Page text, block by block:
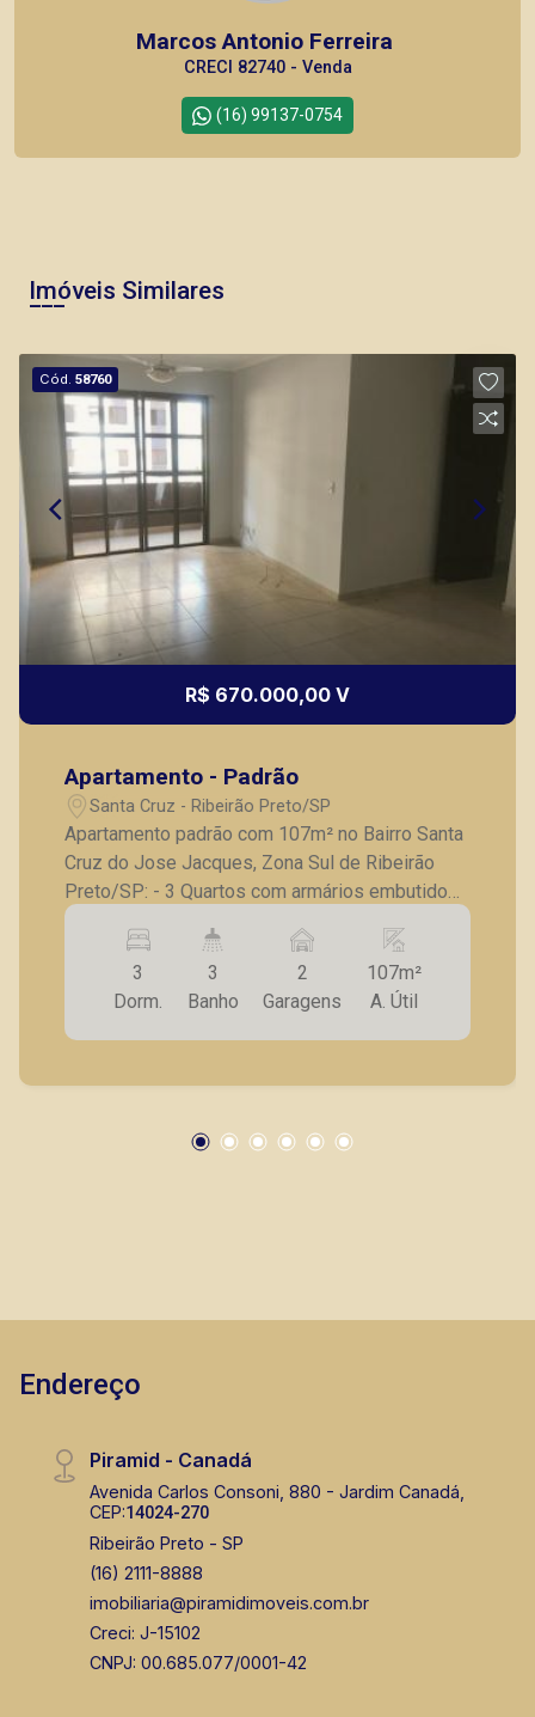
Marcos Antonio Ferreira
CRECI 82740 - Venda
(16) 99137-0754
Imóveis Similares
Cód.58760
R$ 670.000,00 V
Apartamento - Padrão
Santa Cruz - Ribeirão Preto/SP
Apartamento padrão com 107m² no Bairro Santa
Cruz do Jose Jacques, Zona Sul de Ribeirão
Preto/SP: - 3 Quartos com armários embutidos,
sendo 1 suite; - Banheiro social; - Sala para 2
ambientes; - Sacada; - Cozinha com armários
planejados; - Lavanderia; - Banheiro de serviço; -
2 Vagas de garagem. A Piramid tem como
objetivo atender seus clientes com agilidade e
prontos, usados ou mesmo nos principais
3
Dorm.
3
Banho
2
Garagens
107m²
A. Útil
Endereço
Piramid - Canadá
Avenida Carlos Consoni, 880 - Jardim Canadá,
CEP:14024-270
Ribeirão Preto - SP
(16) 2111-8888
imobiliaria@piramidimoveis.com.br
Creci: J-15102
CNPJ: 00.685.077/0001-42